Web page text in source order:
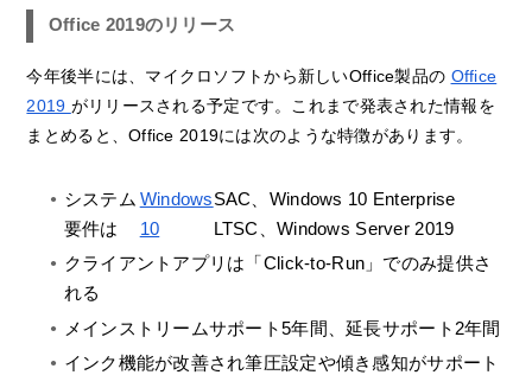
Office 2019のリリース
今年後半には、マイクロソフトから新しいOffice製品の Office
2019 がリリースされる予定です。これまで発表された情報を
まとめると、Office 2019には次のような特徴があります。
システム
要件は
Windows
10
SAC、Windows 10 Enterprise
LTSC、Windows Server 2019
クライアントアプリは「Click-to-Run」でのみ提供さ
れる
メインストリームサポート5年間、延長サポート2年間
インク機能が改善され筆圧設定や傾き感知がサポート